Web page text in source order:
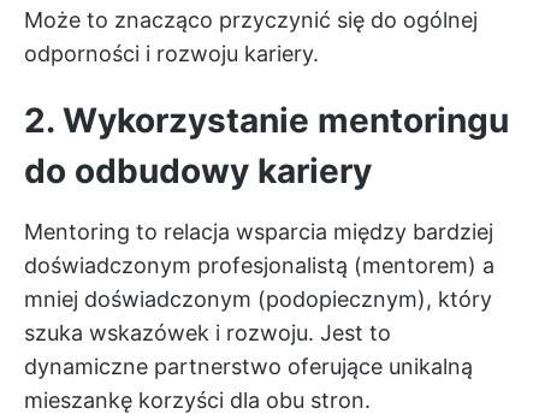
Może to znacząco przyczynić się do ogólnej
odporności i rozwoju kariery.
2. Wykorzystanie mentoringu
do odbudowy kariery
Mentoring to relacja wsparcia między bardziej
doświadczonym profesjonalistą (mentorem) a
mniej doświadczonym (podopiecznym), który
szuka wskazówek i rozwoju. Jest to
dynamiczne partnerstwo oferujące unikalną
mieszankę korzyści dla obu stron.